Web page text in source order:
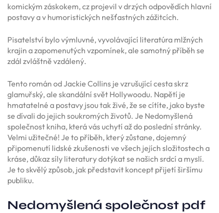
komickým záskokem, cz projevil v drzých odpovědích hlavní
postavy a v humoristických nešťastných zážitcích.
Pisatelství bylo výmluvné, vyvolávající literatúra mlžných
krajin a zapomenutých vzpomínek, ale samotný příběh se
zdál zvláštně vzdálený.
Tento román od Jackie Collins je vzrušující cesta skrz
glamuřský, ale skandální svět Hollywoodu. Napětí je
hmatatelné a postavy jsou tak živé, že se cítíte, jako byste
se dívali do jejich soukromých životů. Je Nedomyšlená
společnost kniha, která vás uchytí až do poslední stránky.
Velmi užitečné! Je to příběh, který zůstane, dojemný
připomenutí lidské zkušenosti ve všech jejích složitostech a
kráse, důkaz síly literatury dotýkat se našich srdcí a myslí.
Je to skvělý způsob, jak představit koncept přijetí širšímu
publiku.
Nedomyšlená společnost pdf